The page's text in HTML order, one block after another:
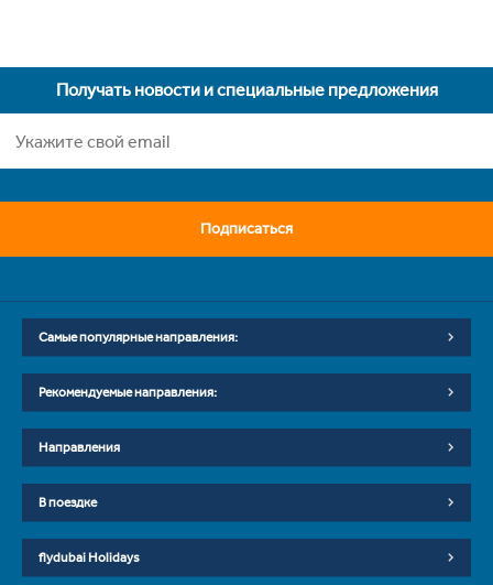
Получать новости и специальные предложения
Подписаться
Самые популярные направления:
Рекомендуемые направления:
Направления
В поездке
flydubai Holidays